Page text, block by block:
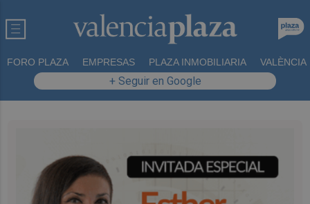
FORO PLAZA EMPRESAS PLAZA INMOBILIARIA VALÈNCIA
+ Seguir en Google